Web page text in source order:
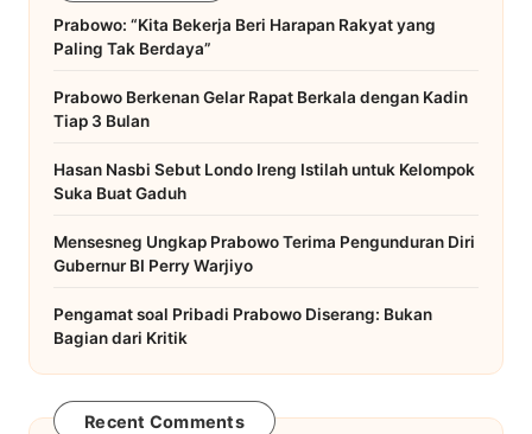
Prabowo: “Kita Bekerja Beri Harapan Rakyat yang
Paling Tak Berdaya”
Prabowo Berkenan Gelar Rapat Berkala dengan Kadin
Tiap 3 Bulan
Hasan Nasbi Sebut Londo Ireng Istilah untuk Kelompok
Suka Buat Gaduh
Mensesneg Ungkap Prabowo Terima Pengunduran Diri
Gubernur BI Perry Warjiyo
Pengamat soal Pribadi Prabowo Diserang: Bukan
Bagian dari Kritik
Recent Comments